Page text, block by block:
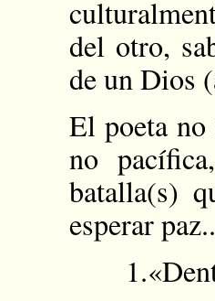
del otro,
de un Dios
El poeta no
no
batalla(s)
esperar